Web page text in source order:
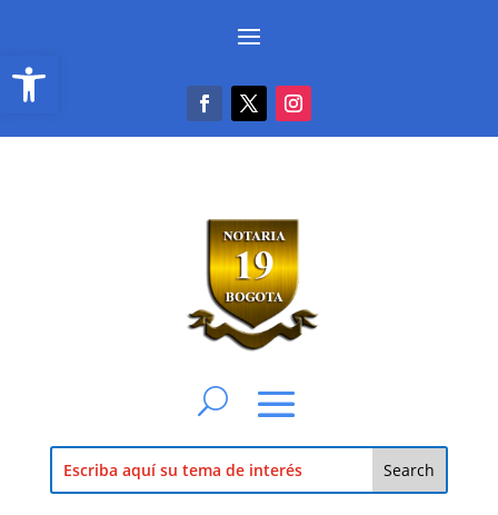
Abrir barra de herramientas